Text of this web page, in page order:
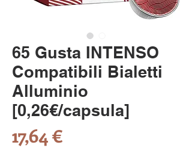
65 Gusta INTENSO
Compatibili Bialetti
Alluminio
[0,26€/capsula]
17,64 €